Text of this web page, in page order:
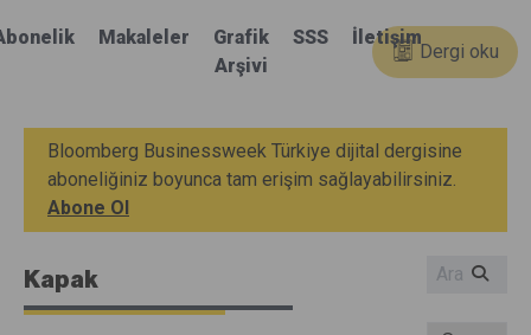
Makaleler
Grafik
Arşivi
SSS İletişim
Dergi oku
Bloomberg Businessweek Türkiye dijital dergisine
aboneliğiniz boyunca tam erişim sağlayabilirsiniz.
Abone Ol
Kapak